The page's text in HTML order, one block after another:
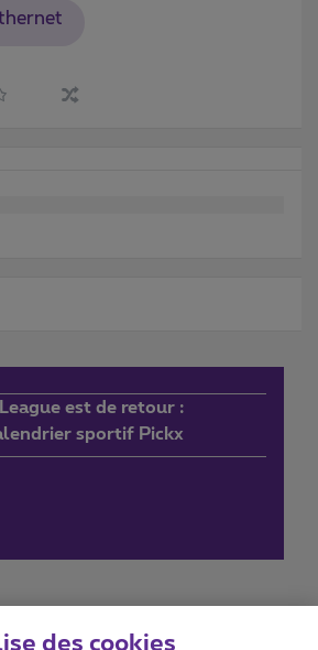
est de retour :
sportif Pickx
des cookies